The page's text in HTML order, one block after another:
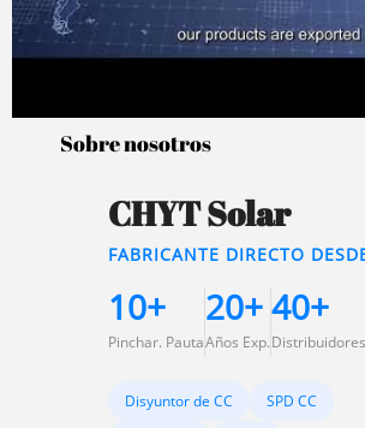
Sobre nosotros
CHYT Solar
FABRICANTE DIRECTO
10+
Pinchar. Pauta
20+
Años Exp.
40+
Distribuidores
Disyuntor de CC
SPD CC